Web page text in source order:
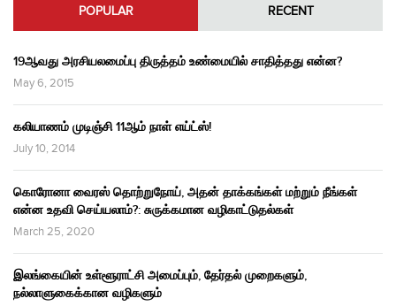
POPULAR RECENT
19ஆவது அரசியலமைப்பு திருத்தம் உண்மையில் சாதித்தது என்ன?
May 6, 2015
கலியாணம் முடிஞ்சி 11ஆம் நாள் எய்ட்ஸ்!
July 10, 2014
கொரோனா வைரஸ் தொற்றுநோய், அதன் தாக்கங்கள் மற்றும் நீங்கள்
என்ன உதவி செய்யலாம்?: சுருக்கமான வழிகாட்டுதல்கள்
March 25, 2020
இலங்கையின் உள்ளூராட்சி அமைப்பும், தேர்தல் முறைகளும்,
நல்லாளுகைக்கான வழிகளும்